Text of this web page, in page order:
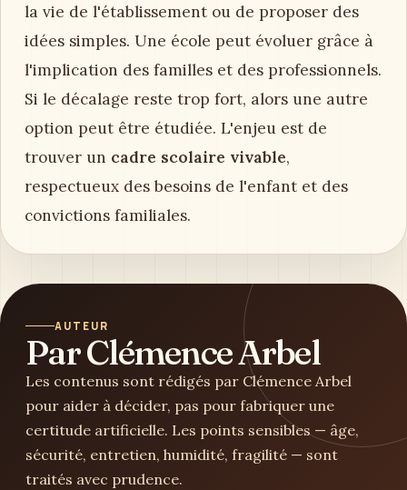
la vie de l'établissement ou de proposer des
idées simples. Une école peut évoluer grâce à
l'implication des familles et des professionnels.
Si le décalage reste trop fort, alors une autre
option peut être étudiée. L'enjeu est de
trouver un cadre scolaire vivable,
respectueux des besoins de l'enfant et des
convictions familiales.
AUTEUR
Par Clémence Arbel
Les contenus sont rédigés par Clémence Arbel
pour aider à décider, pas pour fabriquer une
certitude artificielle. Les points sensibles — âge,
sécurité, entretien, humidité, fragilité — sont
traités avec prudence.